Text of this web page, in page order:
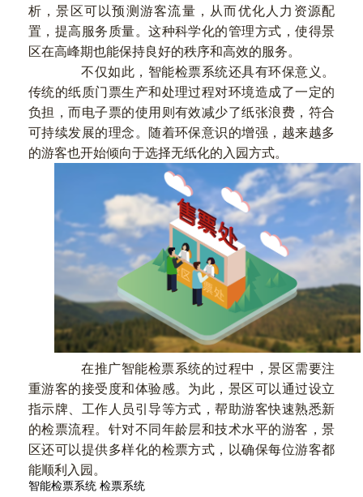
析，景区可以预测游客流量，从而优化人力资源配
置，提高服务质量。这种科学化的管理方式，使得景
区在高峰期也能保持良好的秩序和高效的服务。
不仅如此，智能检票系统还具有环保意义。
传统的纸质门票生产和处理过程对环境造成了一定的
负担，而电子票的使用则有效减少了纸张浪费，符合
可持续发展的理念。随着环保意识的增强，越来越多
的游客也开始倾向于选择无纸化的入园方式。
在推广智能检票系统的过程中，景区需要注
重游客的接受度和体验感。为此，景区可以通过设立
指示牌、工作人员引导等方式，帮助游客快速熟悉新
的检票流程。针对不同年龄层和技术水平的游客，景
区还可以提供多样化的检票方式，以确保每位游客都
能顺利入园。
智能检票系统 检票系统